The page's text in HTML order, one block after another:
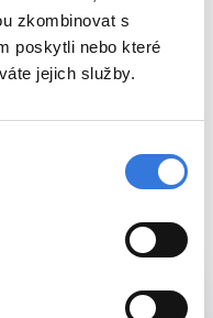
zkombinovat s
poskytli nebo které
jejich služby.
plazmu